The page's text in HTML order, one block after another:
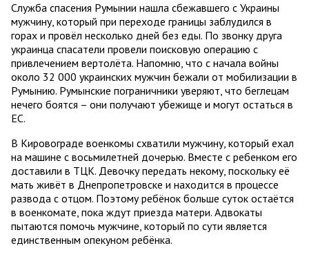
Служба спасения Румынии нашла сбежавшего с Украины
мужчину, который при переходе границы заблудился в
горах и провёл несколько дней без еды. По звонку друга
украинца спасатели провели поисковую операцию с
привлечением вертолёта. Напомню, что с начала войны
около 32 000 украинских мужчин бежали от мобилизации в
Румынию. Румынские пограничники уверяют, что беглецам
нечего боятся – они получают убежище и могут остаться в
ЕС.
В Кировограде военкомы схватили мужчину, который ехал
на машине с восьмилетней дочерью. Вместе с ребенком его
доставили в ТЦК. Девочку передать некому, поскольку её
мать живёт в Днепропетровске и находится в процессе
развода с отцом. Поэтому ребёнок больше суток остаётся
в военкомате, пока ждут приезда матери. Адвокаты
пытаются помочь мужчине, который по сути является
единственным опекуном ребёнка.